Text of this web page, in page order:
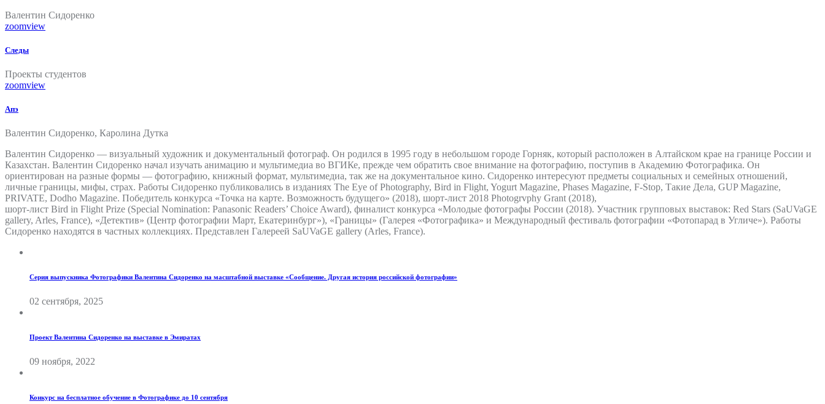
Валентин Сидоренко
zoomview
Следы
Проекты студентов
zoomview
Апэ
Валентин Сидоренко, Каролина Дутка
Валентин Сидоренко — визуальный художник и документальный фотограф. Он родился в 1995 году в небольшом городе Горняк, который расположен в Алтайском крае на границе России и
Казахстан. Валентин Сидоренко начал изучать анимацию и мультимедиа во ВГИКе, прежде чем обратить свое внимание на фотографию, поступив в Академию Фотографика. Он
ориентирован на разные формы — фотографию, книжный формат, мультимедиа, так же на документальное кино. Сидоренко интересуют предметы социальных и семейных отношений,
личные границы, мифы, страх. Работы Сидоренко публиковались в изданиях The Eye of Photography, Bird in Flight, Yogurt Magazine, Phases Magazine, F-Stop, Такие Дела, GUP Magazine,
PRIVATE, Dodho Magazine. Победитель конкурса «Точка на карте. Возможность будущего» (2018), шорт-лист 2018 Photogrvphy Grant (2018),
шорт-лист Bird in Flight Prize (Special Nomination: Panasonic Readers’ Choice Award), финалист конкурса «Молодые фотографы России (2018). Участник групповых выставок: Red Stars (SaUVaGE
gallery, Arles, France), «Детектив» (Центр фотографии Март, Екатеринбург»), «Границы» (Галерея «Фотографика» и Международный фестиваль фотографии «Фотопарад в Угличе»). Работы
Сидоренко находятся в частных коллекциях. Представлен Галереей SaUVaGE gallery (Arles, France).
Серия выпускника Фотографики Валентина Сидоренко на масштабной выставке «Сообщение. Другая история российской фотографии»
02 сентября, 2025
Проект Валентина Сидоренко на выставке в Эмиратах
09 ноября, 2022
Конкурс на бесплатное обучение в Фотографике до 10 сентября